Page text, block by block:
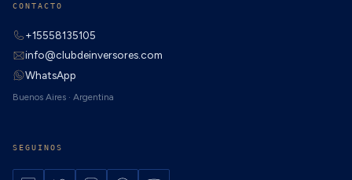
CONTACTO
+15558135105
info@clubdeinversores.com
WhatsApp
Buenos Aires · Argentina
SEGUINOS